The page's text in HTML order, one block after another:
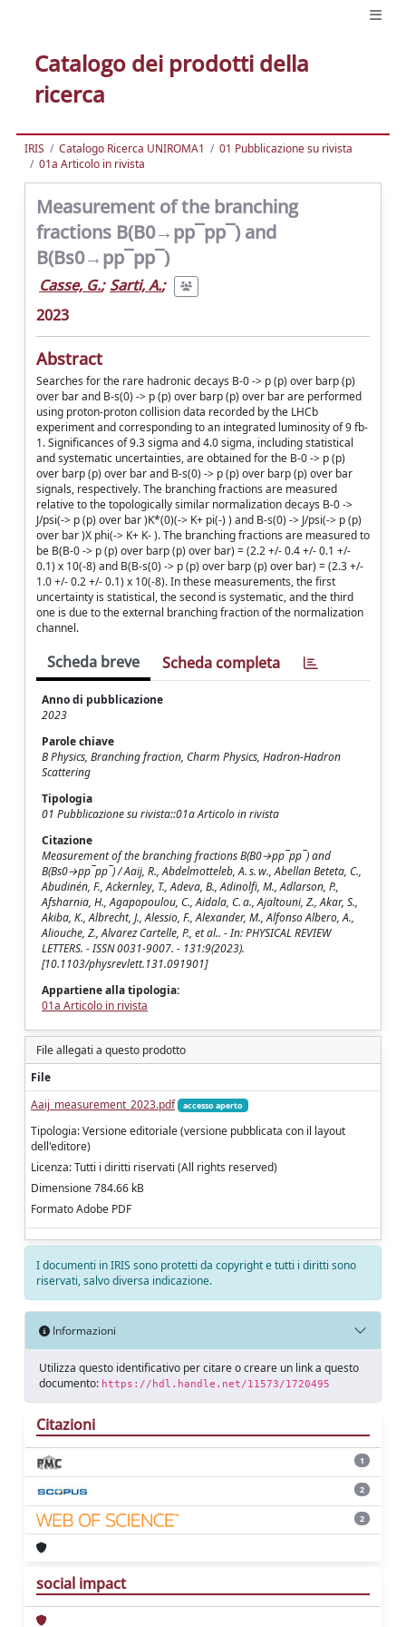
Catalogo dei prodotti della
ricerca
IRIS Catalogo Ricerca UNIROMA1
01 Pubblicazione su rivista
01a Articolo in rivista
Measurement of the branching
fractions B(B0→pp¯pp¯) and
B(Bs0→pp¯pp¯)
Casse, G.; Sarti, A.;
2023
Abstract
Searches for the rare hadronic decays B-0 -> p (p) over barp (p)
over bar and B-s(0) -> p (p) over barp (p) over bar are performed
using proton-proton collision data recorded by the LHCb
experiment and corresponding to an integrated luminosity of 9 fb-
1. Significances of 9.3 sigma and 4.0 sigma, including statistical
and systematic uncertainties, are obtained for the B-0 -> p (p)
over barp (p) over bar and B-s(0) -> p (p) over barp (p) over bar
signals, respectively. The branching fractions are measured
relative to the topologically similar normalization decays B-0 ->
J/psi(-> p (p) over bar )K*(0)(-> K+ pi(-) ) and B-s(0) -> J/psi(-> p (p)
over bar )X phi(-> K+ K- ). The branching fractions are measured to
be B(B-0 -> p (p) over barp (p) over bar) = (2.2 +/- 0.4 +/- 0.1 +/-
0.1) x 10(-8) and B(B-s(0) -> p (p) over barp (p) over bar) = (2.3 +/-
1.0 +/- 0.2 +/- 0.1) x 10(-8). In these measurements, the first
uncertainty is statistical, the second is systematic, and the third
one is due to the external branching fraction of the normalization
channel.
Scheda breve Scheda completa
Anno di pubblicazione
2023
Parole chiave
B Physics, Branching fraction, Charm Physics, Hadron-Hadron
Scattering
Tipologia
01 Pubblicazione su rivista::01a Articolo in rivista
Citazione
Measurement of the branching fractions B(B0→pp¯pp¯) and
B(Bs0→pp¯pp¯) / Aaij, R., Abdelmotteleb, A. s. w., Abellan Beteta, C.,
Abudinén, F., Ackernley, T., Adeva, B., Adinolfi, M., Adlarson, P.,
Afsharnia, H., Agapopoulou, C., Aidala, C. a., Ajaltouni, Z., Akar, S.,
Akiba, K., Albrecht, J., Alessio, F., Alexander, M., Alfonso Albero, A.,
Aliouche, Z., Alvarez Cartelle, P., et al.. - In: PHYSICAL REVIEW
LETTERS. - ISSN 0031-9007. - 131:9(2023).
[10.1103/physrevlett.131.091901]
Appartiene alla tipologia:
01a Articolo in rivista
File allegati a questo prodotto
File
Aaij_measurement_2023.pdf
accesso aperto
Tipologia: Versione editoriale (versione pubblicata con il layout
dell'editore)
Licenza: Tutti i diritti riservati (All rights reserved)
Dimensione 784.66 kB
Formato Adobe PDF
I documenti in IRIS sono protetti da copyright e tutti i diritti sono
riservati, salvo diversa indicazione.
Informazioni
Utilizza questo identificativo per citare o creare un link a questo
documento: https://hdl.handle.net/11573/1720495
Citazioni
1
2
2
social impact